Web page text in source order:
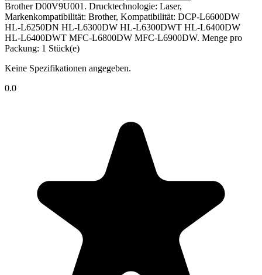
Brother D00V9U001. Drucktechnologie: Laser,
Markenkompatibilität: Brother, Kompatibilität: DCP-L6600DW
HL-L6250DN HL-L6300DW HL-L6300DWT HL-L6400DW
HL-L6400DWT MFC-L6800DW MFC-L6900DW. Menge pro
Packung: 1 Stück(e)
Keine Spezifikationen angegeben.
0.0